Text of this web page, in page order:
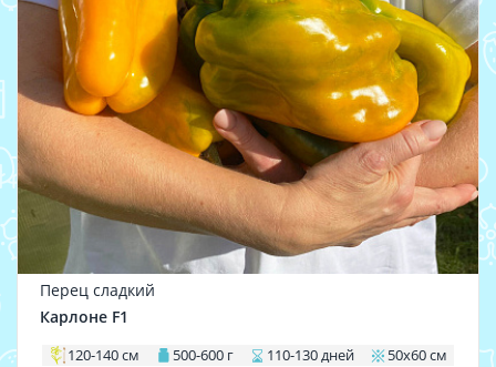
Перец сладкий
Карлоне F1
120-140 см 500-600 г 110-130 дней 50х60 см